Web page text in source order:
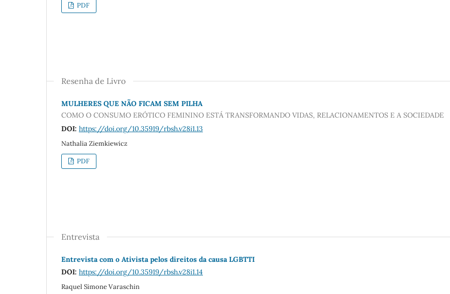
PDF
Resenha de Livro
MULHERES QUE NÃO FICAM SEM PILHA
COMO O CONSUMO ERÓTICO FEMININO ESTÁ TRANSFORMANDO VIDAS, RELACIONAMENTOS E A SOCIEDADE
DOI: https://doi.org/10.35919/rbsh.v28i1.13
Nathalia Ziemkiewicz
PDF
Entrevista
Entrevista com o Ativista pelos direitos da causa LGBTTI
DOI: https://doi.org/10.35919/rbsh.v28i1.14
Raquel Simone Varaschin